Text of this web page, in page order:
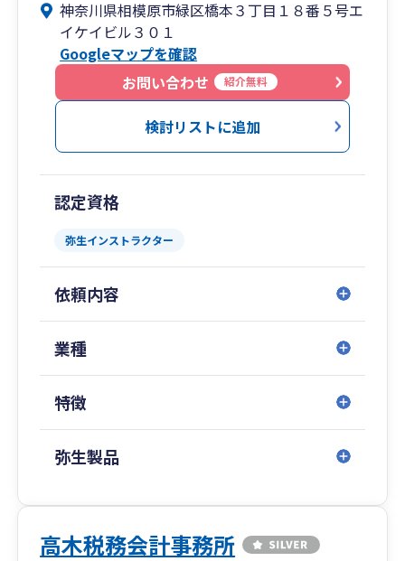
組合加入、建設業許可申請の相談など多数いただ
いております。
●各種補助金や助成金の情報を提供しておりま
●事務所スタッフは、弥生会計インストラクター
を保有しており、弥生会計のことならお任せくだ
さい。
・法人税・消費税・所得税等の税務申告
・相続税・贈与税・譲渡所得税等の資産税申告
・新規開業、会社設立支援
・経営計画策定支援、MAS監査
・会計ソフト導入支援（弥生会計他各種会計ソフ
ト）
・補助金・助成金（社労士が担当）の申請サポー
ト
・財務コンサルティング
・記帳指導・記帳代行 ほか
神奈川県相模原市緑区橋本３丁目１８番５号エ
イケイビル３０１
Googleマップを確認
お問い合わせ
紹介無料
検討リストに追加
認定資格
弥生インストラクター
依頼内容
業種
特徴
弥生製品
高木税務会計事務所